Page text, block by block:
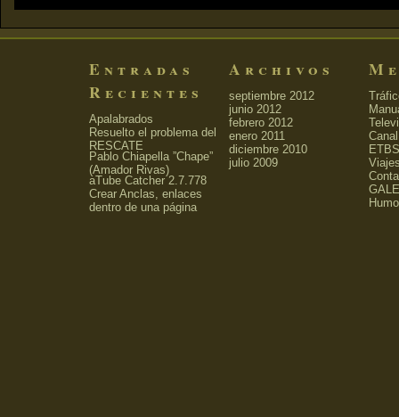
Entradas
Recientes
Apalabrados
Resuelto el problema del
RESCATE
Pablo Chiapella ”Chape”
(Amador Rivas)
aTube Catcher 2.7.778
Crear Anclas, enlaces
dentro de una página
Archivos
septiembre 2012
junio 2012
febrero 2012
enero 2011
diciembre 2010
julio 2009